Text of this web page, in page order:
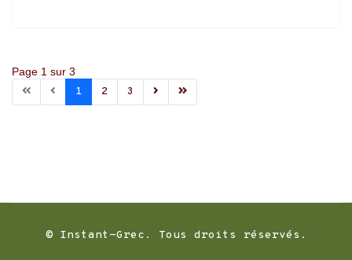
Page 1 sur 3
1
2 3
© Instant-Grec. Tous droits réservés.